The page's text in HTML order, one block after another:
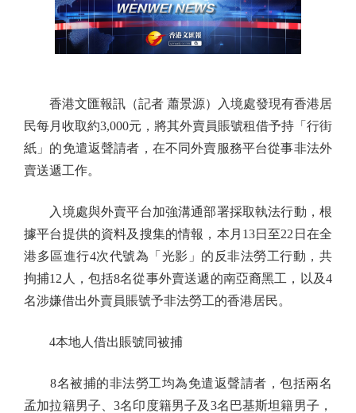
香港文匯報訊（記者 蕭景源）入境處發現有香港居
民每月收取約3,000元，將其外賣員賬號租借予持「行街
紙」的免遣返聲請者，在不同外賣服務平台從事非法外
賣送遞工作。
入境處與外賣平台加強溝通部署採取執法行動，根
據平台提供的資料及搜集的情報，本月13日至22日在全
港多區進行4次代號為「光影」的反非法勞工行動，共
拘捕12人，包括8名從事外賣送遞的南亞裔黑工，以及4
名涉嫌借出外賣員賬號予非法勞工的香港居民。
4本地人借出賬號同被捕
8名被捕的非法勞工均為免遣返聲請者，包括兩名
孟加拉籍男子、3名印度籍男子及3名巴基斯坦籍男子，